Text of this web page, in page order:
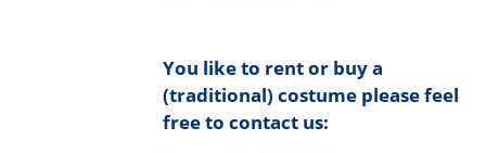
You like to rent or buy a
(traditional) costume please feel
free to contact us: